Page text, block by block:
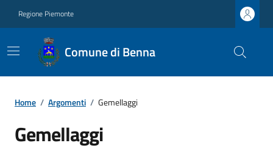
Regione Piemonte
Comune di Benna
Home / Argomenti / Gemellaggi
Gemellaggi